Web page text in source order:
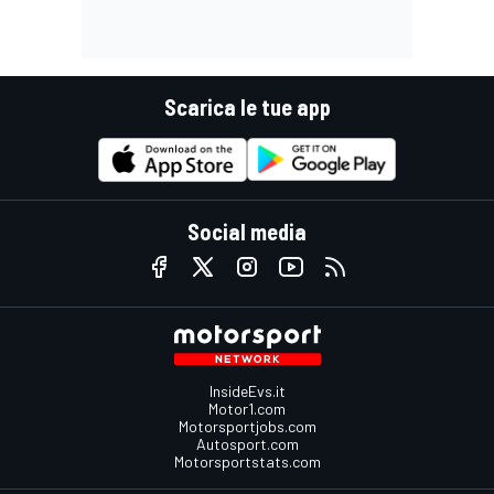
Scarica le tue app
Social media
InsideEvs.it
Motor1.com
Motorsportjobs.com
Autosport.com
Motorsportstats.com